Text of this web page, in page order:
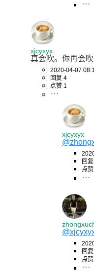
xjcyxyx
真会吹。你再会
2020-04-07
回复 4
点赞 1
xjcyxyx
回
点
回
点